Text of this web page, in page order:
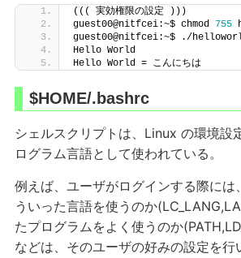
((( 実効権限の設定 )))
guest00@nitfcei:~$ chmod 755
guest00@nitfcei:~$ ./
Hello World
Hello World = こんにちは
$HOME/.bashrc
シェルスクリプトは、Linux の環境設
ログラム言語として使われている。
例えば、ユーザがログインする際には
ういった言語を使うのか
たプログラムをよく使うのか
などは、そのユーザの好みの設定を行